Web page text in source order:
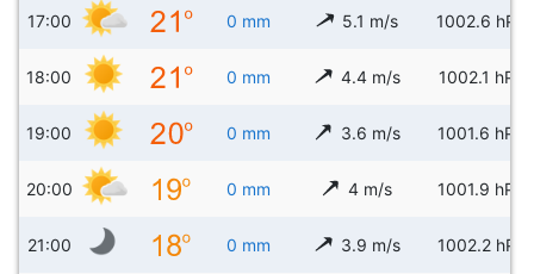
17:00 0 mm 5.1 m/s 1002.6 hPa
18:00 0 mm 4.4 m/s 1002.1 hPa
19:00 0 mm 3.6 m/s 1001.6 hPa
20:00 0 mm 4 m/s 1001.9 hPa
21:00 0 mm 3.9 m/s 1002.2 hPa